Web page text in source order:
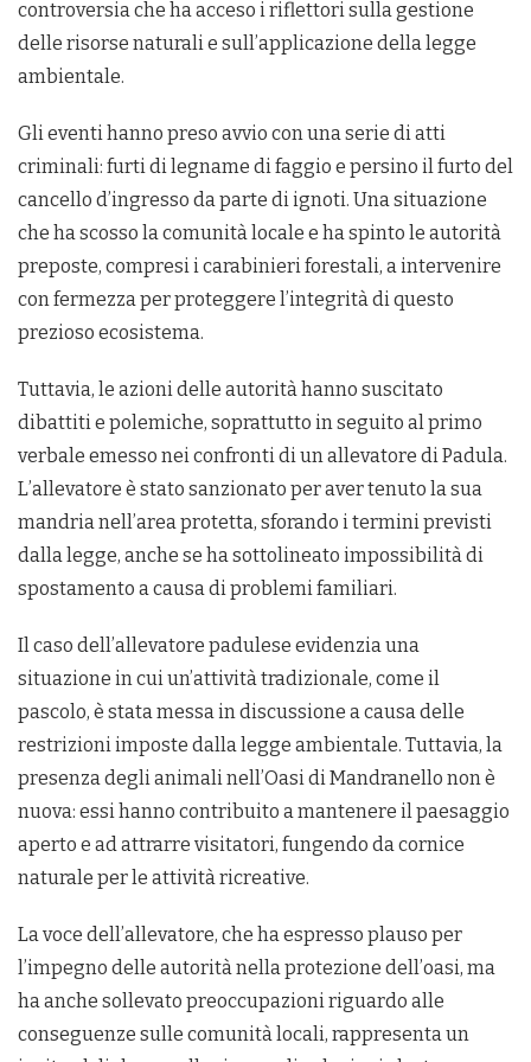
controversia che ha acceso i riflettori sulla gestione
delle risorse naturali e sull’applicazione della legge
ambientale.
Gli eventi hanno preso avvio con una serie di atti
criminali: furti di legname di faggio e persino il furto del
cancello d’ingresso da parte di ignoti. Una situazione
che ha scosso la comunità locale e ha spinto le autorità
preposte, compresi i carabinieri forestali, a intervenire
con fermezza per proteggere l’integrità di questo
prezioso ecosistema.
Tuttavia, le azioni delle autorità hanno suscitato
dibattiti e polemiche, soprattutto in seguito al primo
verbale emesso nei confronti di un allevatore di Padula.
L’allevatore è stato sanzionato per aver tenuto la sua
mandria nell’area protetta, sforando i termini previsti
dalla legge, anche se ha sottolineato impossibilità di
spostamento a causa di problemi familiari.
Il caso dell’allevatore padulese evidenzia una
situazione in cui un’attività tradizionale, come il
pascolo, è stata messa in discussione a causa delle
restrizioni imposte dalla legge ambientale. Tuttavia, la
presenza degli animali nell’Oasi di Mandranello non è
nuova: essi hanno contribuito a mantenere il paesaggio
aperto e ad attrarre visitatori, fungendo da cornice
naturale per le attività ricreative.
La voce dell’allevatore, che ha espresso plauso per
l’impegno delle autorità nella protezione dell’oasi, ma
ha anche sollevato preoccupazioni riguardo alle
conseguenze sulle comunità locali, rappresenta un